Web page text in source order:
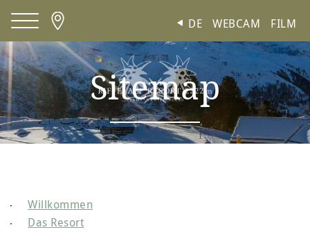
DE WEBCAM FILM
Sitemap
Willkommen
Das Resort